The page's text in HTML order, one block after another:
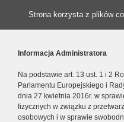
Strona korzysta z plików
Informacja Administratora
Na podstawie art. 13 ust. 1 i 2
Parlamentu Europejskiego i
dnia 27 kwietnia 2016r. w
fizycznych w związku z
osobowych i w sprawie